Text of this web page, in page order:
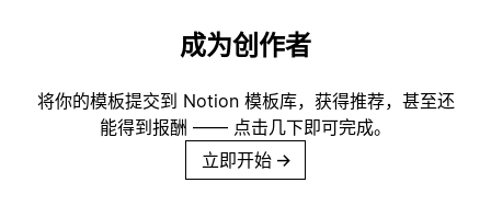
成为创作者
将你的模板提交到 Notion 模板库，获得推荐，甚至还
能得到报酬 —— 点击几下即可完成。
立即开始 →